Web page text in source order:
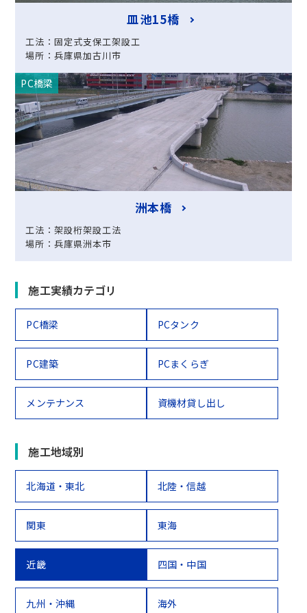
皿池15橋
工法：固定式支保工架設工
場所：兵庫県加古川市
PC橋梁
洲本橋
工法：架設桁架設工法
場所：兵庫県洲本市
施工実績カテゴリ
PC橋梁 PCタンク
PC建築 PCまくらぎ
メンテナンス 資機材貸し出し
施工地域別
北海道・東北 北陸・信越
関東 東海
近畿 四国・中国
九州・沖縄 海外